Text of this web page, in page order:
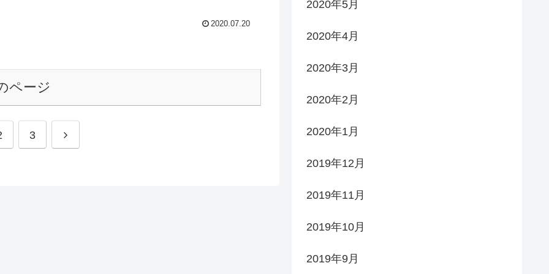
2020.07.20
ページ
3 次
2020年5月
2020年4月
2020年3月
2020年2月
2020年1月
2019年12月
2019年11月
2019年10月
2019年9月